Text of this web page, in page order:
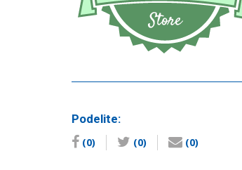
Podelite:
(0) (0) (0)